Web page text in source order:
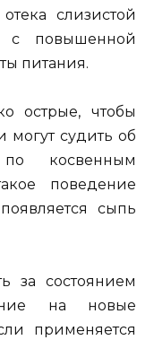
слизистой
с повышенной
питания.
острые, чтобы
могут судить об
косвенным
поведение
сыпь
за состоянием
на новые
применяется